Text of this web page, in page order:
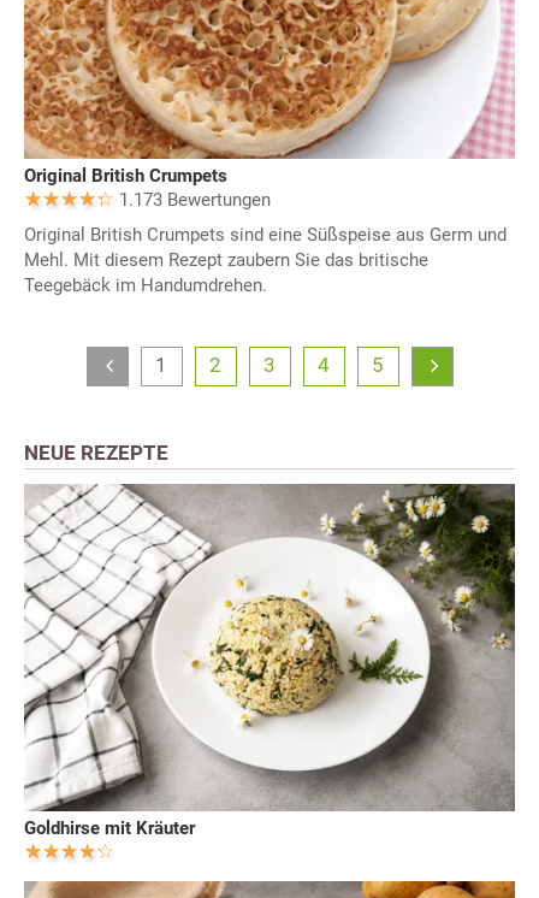
Original British Crumpets
1.173 Bewertungen
Original British Crumpets sind eine Süßspeise aus Germ und
Mehl. Mit diesem Rezept zaubern Sie das britische
Teegebäck im Handumdrehen.
1 2 3 4 5
NEUE REZEPTE
Goldhirse mit Kräuter